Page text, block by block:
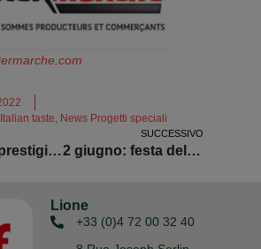
taste, News Progetti speciali
Immobili di prestigio in Italia
SUCCESSIVO
2 giugno: festa della Repubblica Italiana anche a Lione
Lione
+33 (0)4 72 00 32 40